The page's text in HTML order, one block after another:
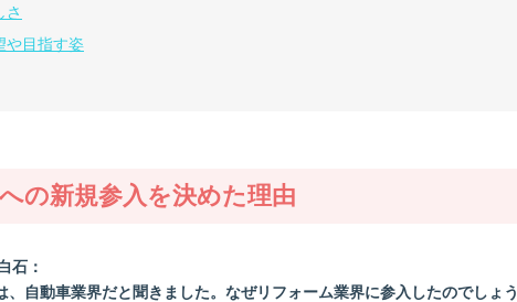
さ
や目指す姿
の新規参入を決めた理由
石：
、自動車業界だと聞きました。なぜリフォーム業界に参入したのでしょう